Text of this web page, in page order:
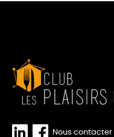
Nous contacter